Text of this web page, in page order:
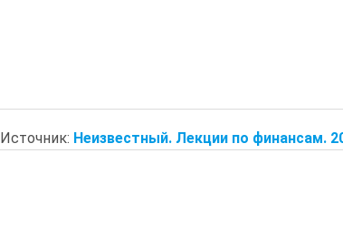
Источник: Неизвестный. Лекции по финансам.